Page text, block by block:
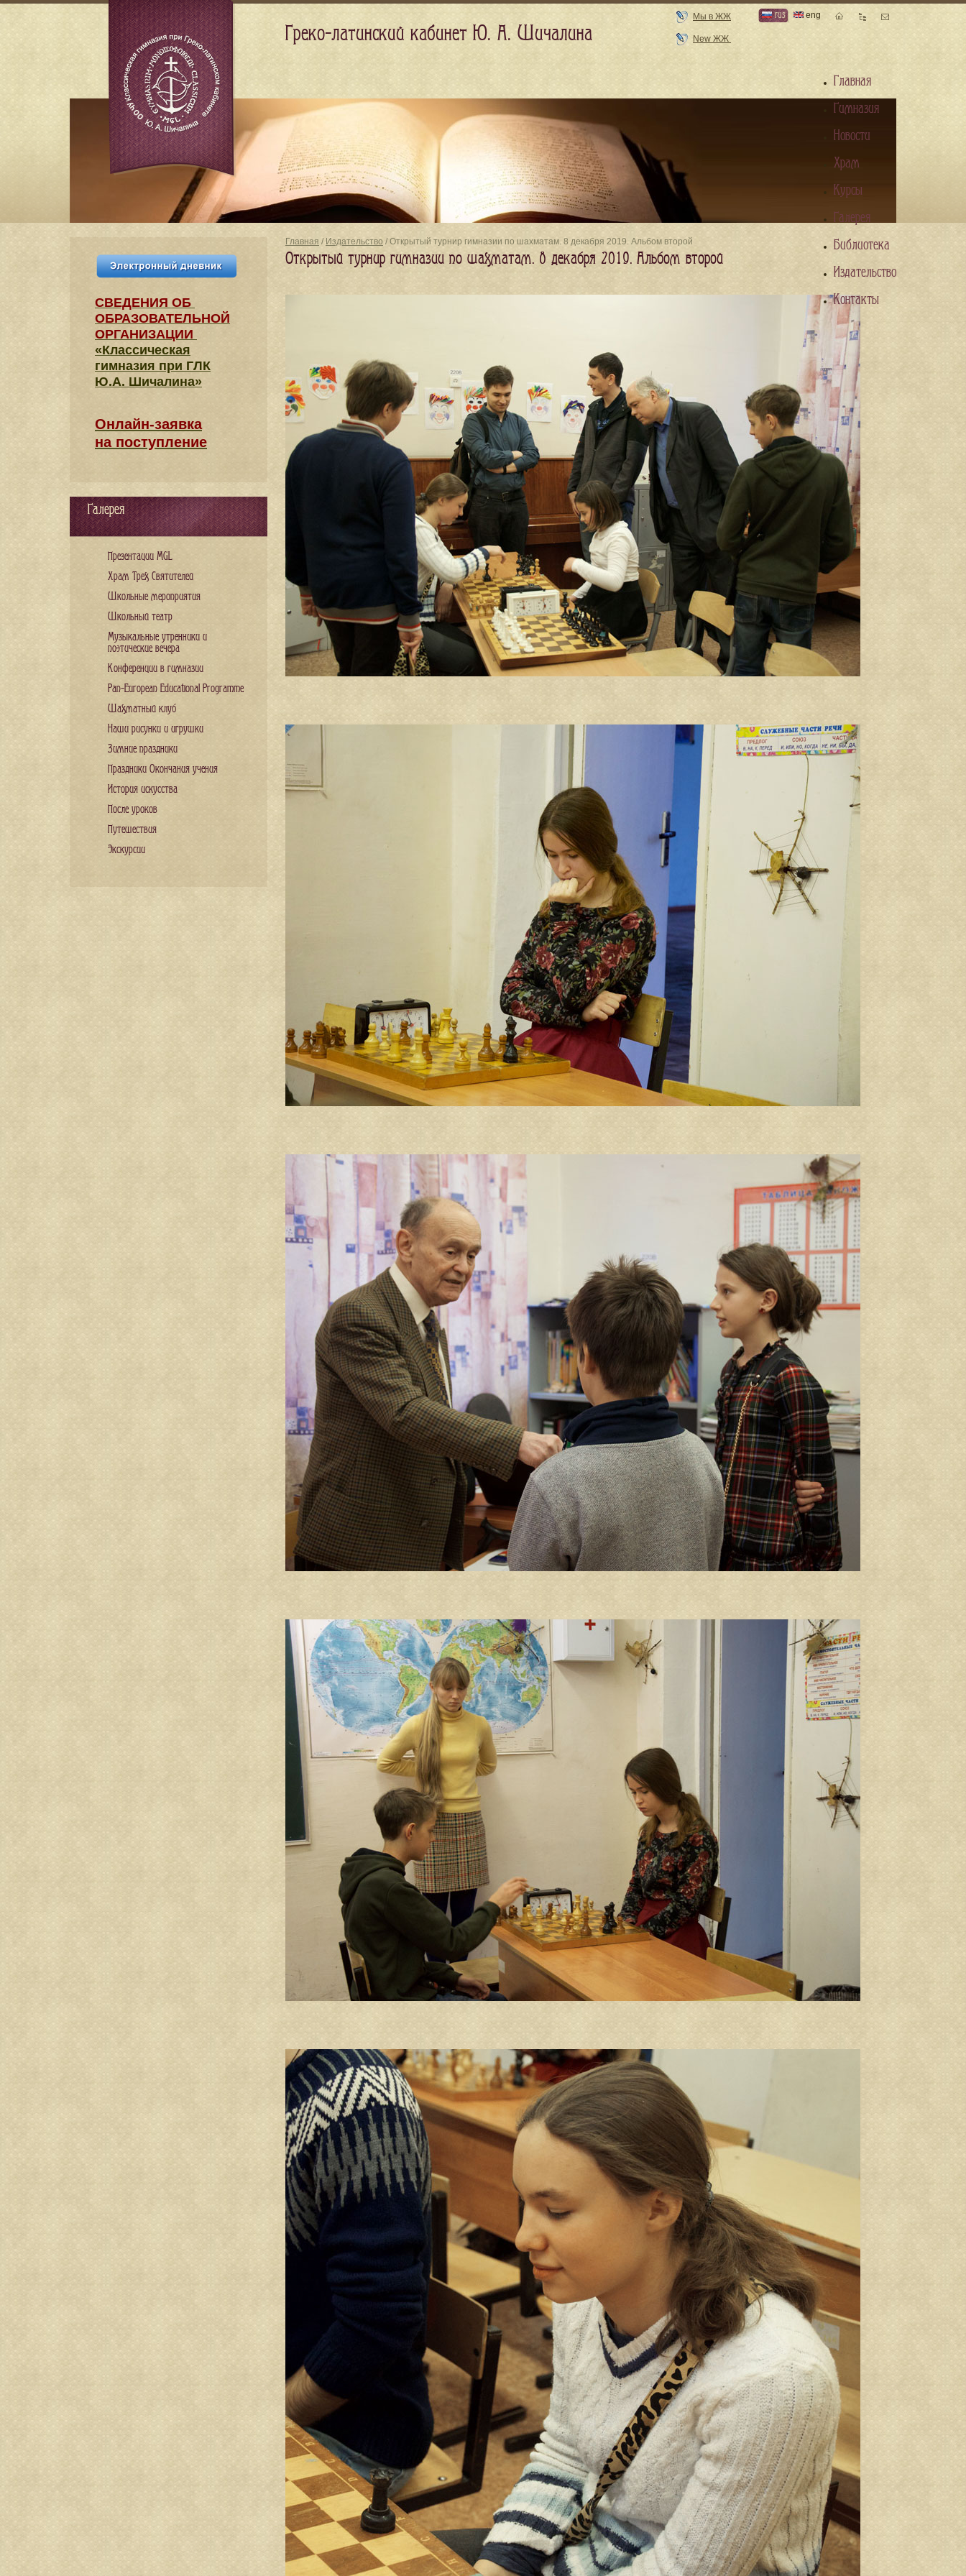
Главная / Издательство / Открытый турнир гимназии по шахматам. 8 декабря 2019. Альбом второй
Открытый турнир гимназии по шахматам. 8 декабря 2019. Альбом второй
СВЕДЕНИЯ​ ОБ
ОБРАЗОВАТЕЛЬНОЙ
ОРГАНИЗАЦИИ
«Классическая
гимназия при ГЛК
Ю.А. Шичалина»
Онлайн-заявка
на поступление
Галерея
Презентации MGL
Храм Трех Святителей
Школьные мероприятия
Школьный театр
Музыкальные утренники и
поэтические вечера
Конференции в гимназии
Pan-European Educational Programme
Шахматный клуб
Наши рисунки и игрушки
Зимние праздники
Праздники Окончания учения
История искусства
После уроков
Путешествия
Экскурсии
Греко-латинский кабинет Ю. А. Шичалина
Мы в ЖЖ
New ЖЖ
rus eng
Главная
Гимназия
Новости
Храм
Курсы
Галерея
Библиотека
Издательство
Контакты